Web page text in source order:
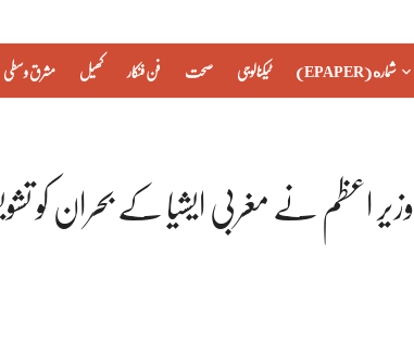
مشرق وسطی کھیل فن فنکار صحت ٹیکنالوجی (EPAPER) شماره
وزیر اعظم نے مغربی ایشیا کے بحران کو